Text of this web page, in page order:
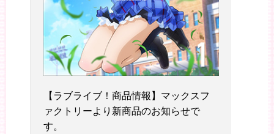
【ラブライブ！商品情報】マックスフ
ァクトリーより新商品のお知らせで
す。